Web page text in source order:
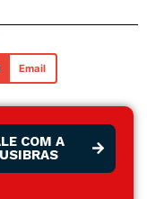
Email
COM A